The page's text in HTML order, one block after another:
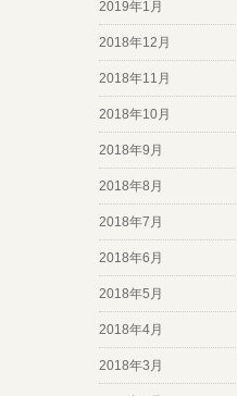
2019年1月
2018年12月
2018年11月
2018年10月
2018年9月
2018年8月
2018年7月
2018年6月
2018年5月
2018年4月
2018年3月